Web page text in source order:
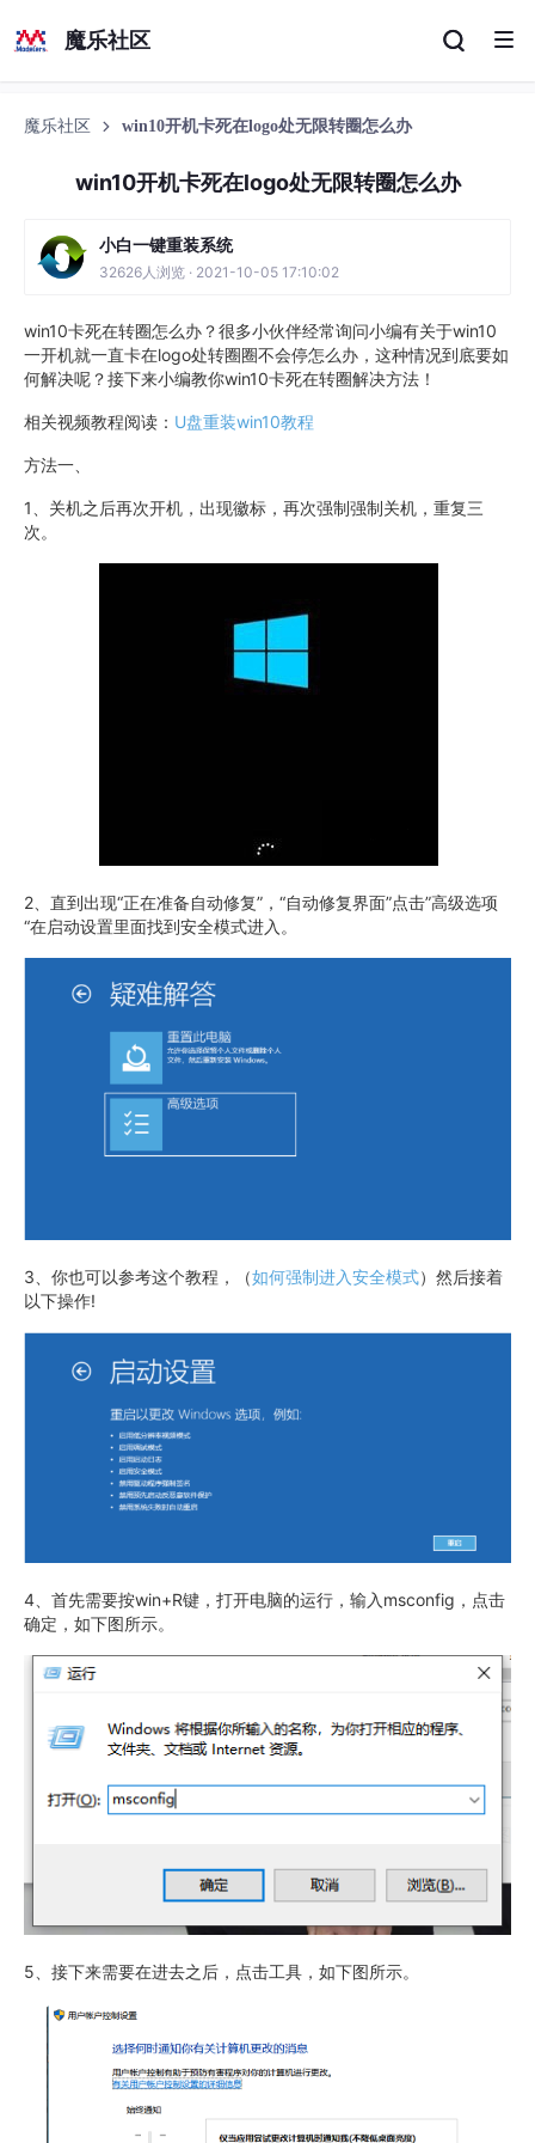
魔乐社区
魔乐社区 win10开机卡死在logo处无限转圈怎么办
win10开机卡死在logo处无限转圈怎么办
小白一键重装系统
32626人浏览 · 2021-10-05 17:10:02
win10卡死在转圈怎么办？很多小伙伴经常询问小编有关于win10
一开机就一直卡在logo处转圈圈不会停怎么办，这种情况到底要如
何解决呢？接下来小编教你win10卡死在转圈解决方法！
相关视频教程阅读： U盘重装win10教程
方法一、
1、关机之后再次开机，出现徽标，再次强制强制关机，重复三
次。
2、直到出现“正在准备自动修复”，“自动修复界面”点击”高级选项
“在启动设置里面找到安全模式进入。
3、你也可以参考这个教程，（如何强制进入安全模式）然后接着
以下操作!
4、首先需要按win+R键，打开电脑的运行，输入msconfig，点击
确定，如下图所示。
5、接下来需要在进去之后，点击工具，如下图所示。